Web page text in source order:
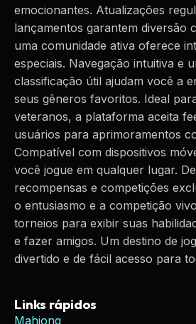
emocionantes. Atualizações
lançamentos garantem diversão
uma comunidade ativa oferece
especiais. Navegação intuitiva e
classificação útil ajudam você a
seus gêneros favoritos. Ideal
veteranos, a plataforma aceita
usuários para aprimoramentos
Compatível com dispositivos
você jogue em qualquer lugar.
recompensas e competições
o entusiasmo e a competição
torneios para exibir suas
e fazer amigos. Um destino de
divertido e de fácil acesso para
Links rápidos
Mahjong